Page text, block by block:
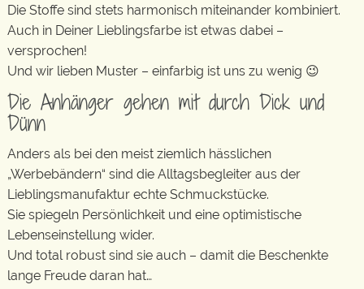
Die Stoffe sind stets harmonisch miteinander kombiniert.
Auch in Deiner Lieblingsfarbe ist etwas dabei –
versprochen!
Und wir lieben Muster – einfarbig ist uns zu wenig 😉
Die Anhänger gehen mit durch Dick und
Dünn
Anders als bei den meist ziemlich hässlichen
„Werbebändern“ sind die Alltagsbegleiter aus der
Lieblingsmanufaktur echte Schmuckstücke.
Sie spiegeln Persönlichkeit und eine optimistische
Lebenseinstellung wider.
Und total robust sind sie auch – damit die Beschenkte
lange Freude daran hat…